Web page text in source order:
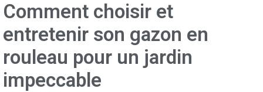
Comment choisir et
entretenir son gazon en
rouleau pour un jardin
impeccable